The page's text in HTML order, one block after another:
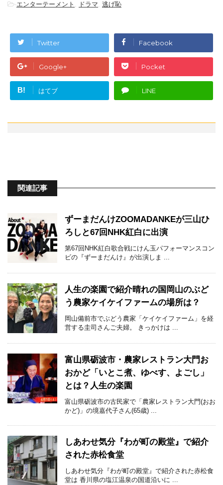
-エンターテーメント , ドラマ, 逃げ恥
Twitter Facebook
Google+ Pocket
B! はてブ LINE
関連記事
ずーまだんけZOOMADANKEが三山ひ
ろしと67回NHK紅白に出演
第67回NHK紅白歌合戦にけん玉パフォーマンスコン
ビの『ずーまだんけ』が出演しま ...
人生の楽園で紹介晴れの国岡山のぶど
う農家ケイケイファームの場所は？
岡山備前市でぶどう農家「ケイケイファーム」を経
営する圭司さんご夫婦。 きっかけは ...
富山県砺波市・農家レストラン大門お
おかど「いとこ煮、ゆべす、よごし」
とは？人生の楽園
富山県砺波市の古民家で「農家レストラン大門(おお
かど)」の境嘉代子さん(65歳) ...
しあわせ気分『わが町の殿堂』で紹介
された赤松食堂
しあわせ気分『わが町の殿堂』で紹介された赤松食
堂は 香川県の塩江温泉の国道沿いに ...